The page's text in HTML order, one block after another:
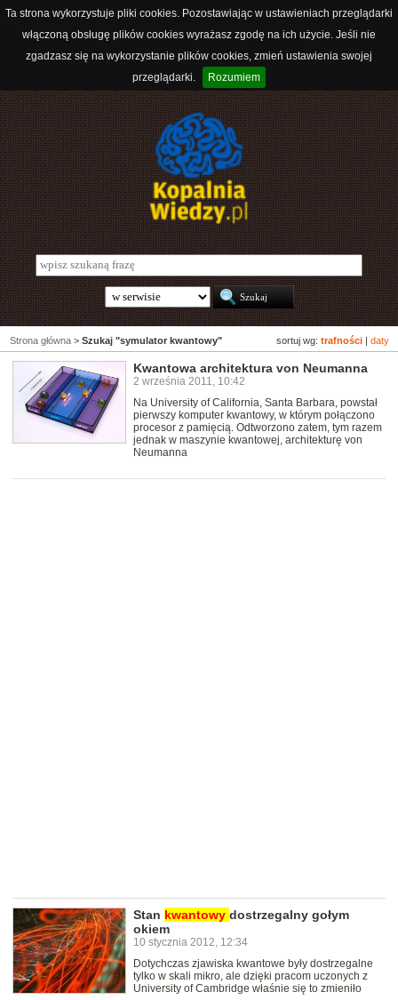
Ta strona wykorzystuje pliki cookies. Pozostawiając w ustawieniach przeglądarki
włączoną obsługę plików cookies wyrażasz zgodę na ich użycie. Jeśli nie
zgadzasz się na wykorzystanie plików cookies, zmień ustawienia swojej
przeglądarki.
Rozumiem
sortuj wg: trafności daty
Strona główna > Szukaj "symulator kwantowy"
Kwantowa architektura von Neumanna
2 września 2011, 10:42
Na University of California, Santa Barbara, powstał
pierwszy komputer kwantowy, w którym połączono
procesor z pamięcią. Odtworzono zatem, tym razem
jednak w maszynie kwantowej, architekturę von
Neumanna
Stan kwantowy dostrzegalny gołym
okiem
10 stycznia 2012, 12:34
Dotychczas zjawiska kwantowe były dostrzegalne
tylko w skali mikro, ale dzięki pracom uczonych z
University of Cambridge właśnie się to zmieniło